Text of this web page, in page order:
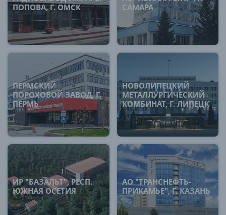
ПОПОВА, Г. ОМСК
САМАРА
ПЕРМСКИЙ
ПОРОХОВОЙ ЗАВОД, Г.
ПЕРМЬ
НОВОЛИПЕЦКИЙ
МЕТАЛЛУРГИЧЕСКИЙ
КОМБИНАТ, Г. ЛИПЕЦК
ИР "БАЗАЛЬТ", РЕСП.
ЮЖНАЯ ОСЕТИЯ
АО "ТРАНСНЕФТЬ-
ПРИКАМЬЕ", Г. КАЗАНЬ